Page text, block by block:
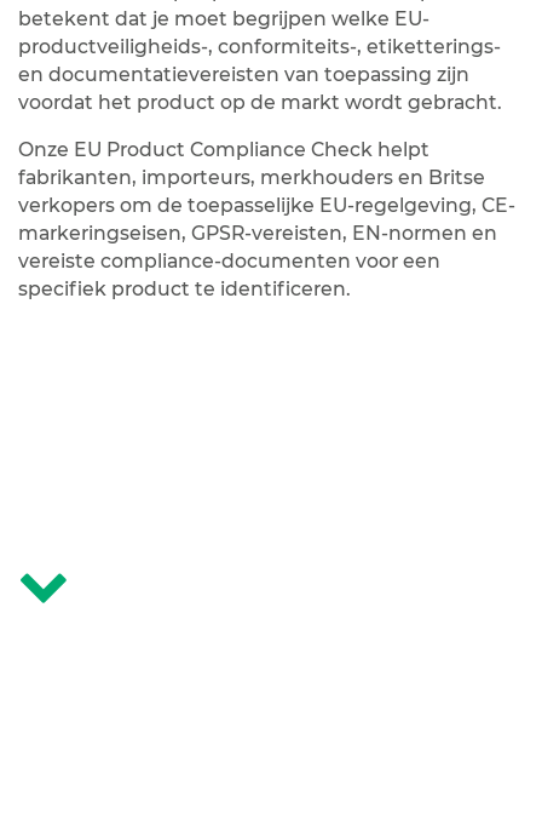
betekent dat je moet begrijpen welke EU-
productveiligheids-, conformiteits-, etiketterings-
en documentatievereisten van toepassing zijn
voordat het product op de markt wordt gebracht.
Onze EU Product Compliance Check helpt
fabrikanten, importeurs, merkhouders en Britse
verkopers om de toepasselijke EU-regelgeving, CE-
markeringseisen, GPSR-vereisten, EN-normen en
vereiste compliance-documenten voor een
specifiek product te identificeren.